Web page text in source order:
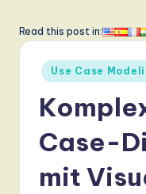
P
Read this post in:
Posted
in
Use Case
Case-
mit